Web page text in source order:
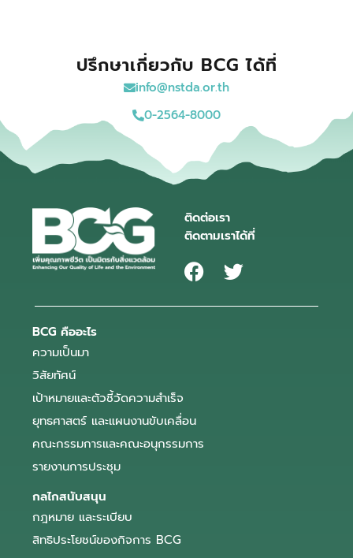
ปรึกษาเกี่ยวกับ BCG ได้ที่
info@nstda.or.th
0-2564-8000
ติดต่อเรา
ติดตามเราได้ที่
BCG คืออะไร
ความเป็นมา
วิสัยทัศน์
เป้าหมายและตัวชี้วัดความสำเร็จ
ยุทธศาสตร์ และแผนงานขับเคลื่อน
คณะกรรมการและคณะอนุกรรมการ
รายงานการประชุม
กลไกสนับสนุน
กฎหมาย และระเบียบ
สิทธิประโยชน์ของกิจการ BCG